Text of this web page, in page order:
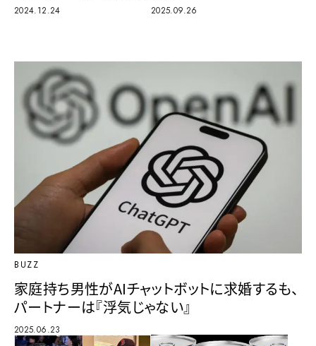
2024.12.24 2025.09.26
BUZZ
家庭持ち男性がAIチャットボットに求婚するも、
パートナーは『浮気じゃない』
2025.06.23